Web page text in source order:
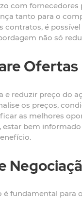
com fornecedores
tanto para o
contratos, é
não só
Ofertas
reduzir preço do
os preços,
as melhores
bem
fundamental para